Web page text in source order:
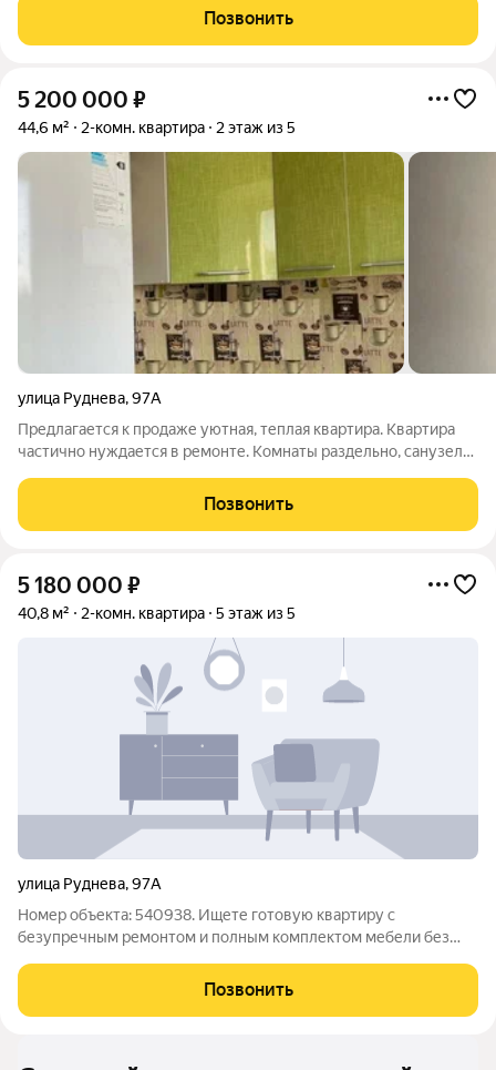
Полный «евро» под ключ. Здесь не нужно ничего делать:
современный ремонт, заменены
Позвонить
5 200 000 ₽
44,6 м² 2-комн. квартира 2 этаж из 5
улица Руднева,97А
Предлагается к продаже уютная, теплая квартира. Квартира
частично нуждается в ремонте. Комнаты раздельно, санузел
отделкой. Просторная прихожая. Надежная входная дверь.
Район с развитой
Позвонить
5 180 000 ₽
40,8 м² 2-комн. квартира 5 этаж из 5
улица Руднева,97А
Номер объекта: 540938. Ищете готовую квартиру с
безупречным ремонтом и полным комплектом мебели без
двухкомнатная квартира на тихом пятом этаже кирпичной
пятиэтажки общей площадью 40,8
Позвонить